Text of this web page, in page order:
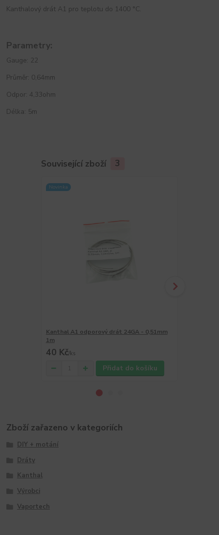
Kanthalový drát A1 pro teplotu do 1400 °C.
Parametry:
Gauge: 22
Průměr: 0,64mm
Odpor: 4,33ohm
Délka: 5m
Související zboží 3
Novinka
Kanthal A1 odporový drát 24GA - 0,51mm
1m
40 Kč/ks
Přidat do košíku
Zboží zařazeno v kategoriích
DIY + motání
Dráty
Kanthal
Výrobci
Vaportech